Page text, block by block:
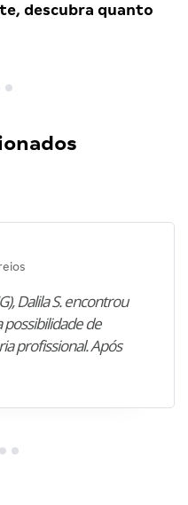
descubra quanto
Dalila S. encontrou
de
profissional. Após